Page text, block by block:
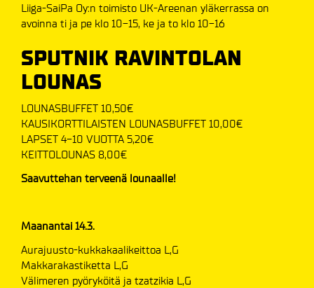
Liiga-SaiPa Oy:n toimisto UK-Areenan yläkerrassa on
avoinna ti ja pe klo 10-15, ke ja to klo 10-16
SPUTNIK RAVINTOLAN
LOUNAS
LOUNASBUFFET 10,50€
KAUSIKORTTILAISTEN LOUNASBUFFET 10,00€
LAPSET 4-10 VUOTTA 5,20€
​​​​​​​KEITTOLOUNAS 8,00€
Saavuttehan terveenä lounaalle!
Maanantai 14.3.
Aurajuusto-kukkakaalikeittoa L,G
Makkarakastiketta L,G
Välimeren pyöryköitä ja tzatzikia L,G